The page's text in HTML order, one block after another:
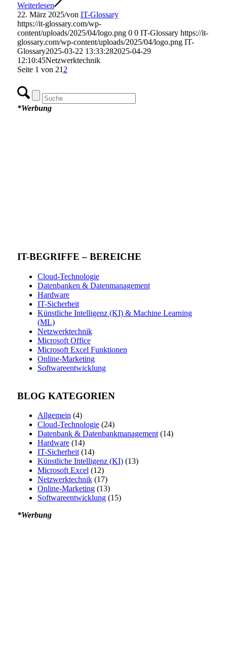
Weiterlesen
22. März 2025/von IT-Glossary
https://it-glossary.com/wp-
content/uploads/2025/04/logo.png 0 0 IT-Glossary https://it-
glossary.com/wp-content/uploads/2025/04/logo.png IT-
Glossary2025-03-22 13:33:282025-04-29
12:10:45Netzwerktechnik
Seite 1 von 21 2
*Werbung
IT-BEGRIFFE – BEREICHE
Cloud-Technologie
Datenbanken & Datenmanagement
Hardware
IT-Sicherheit
Künstliche Intelligenz (KI) & Machine Learning
(ML)
Netzwerktechnik
Microsoft Office
Microsoft Excel Funktionen
Online-Marketing
Softwareentwicklung
BLOG KATEGORIEN
Allgemein(4)
Cloud-Technologie(24)
Datenbank & Datenbankmanagement(14)
Hardware(14)
IT-Sicherheit(14)
Künstliche Intelligenz (KI)(13)
Microsoft Excel(12)
Netzwerktechnik(17)
Online-Marketing(13)
Softwareentwicklung(15)
*Werbung